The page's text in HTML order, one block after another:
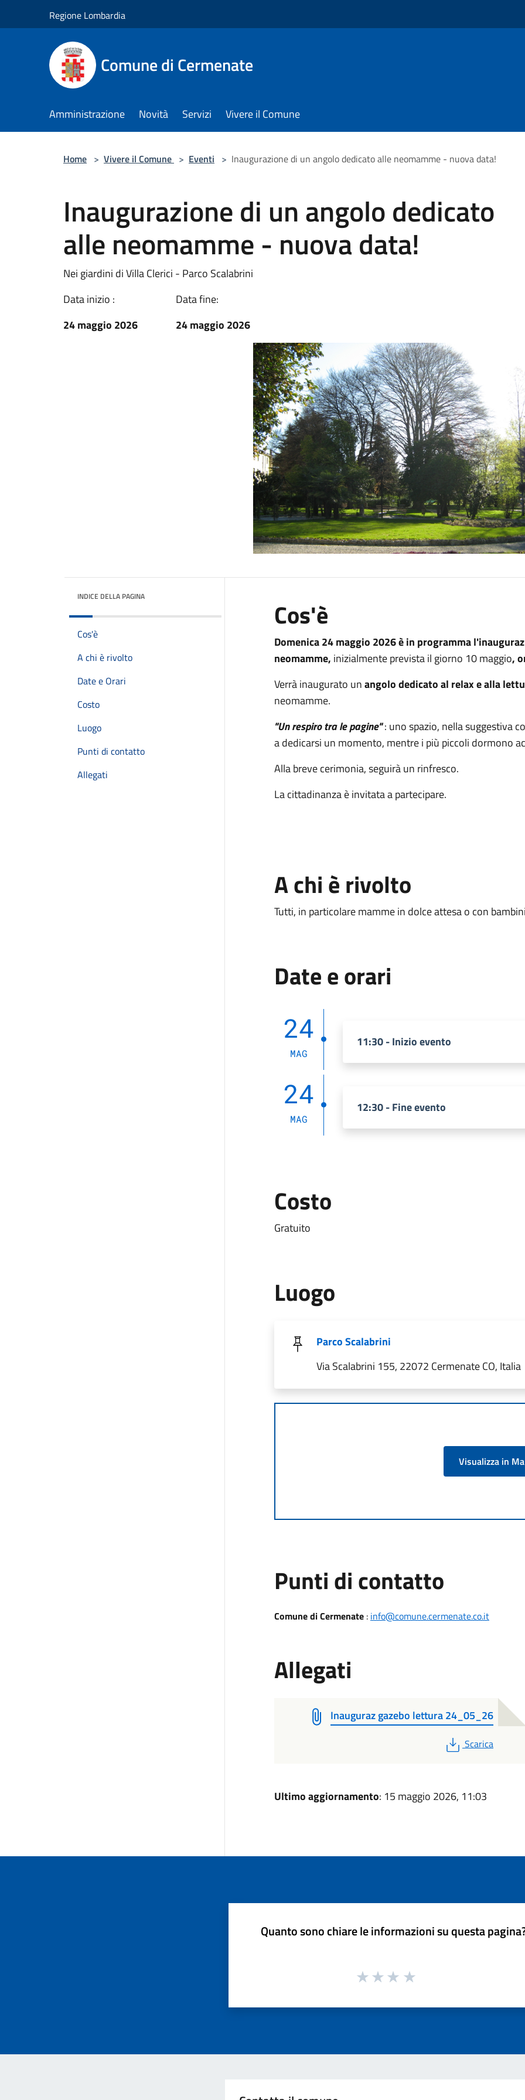
Regione Lombardia
Comune di Cermenate
Amministrazione Novità Servizi Vivere il Comune
Home > Vivere il Comune > Eventi > Inaugurazione di un angolo dedicato alle neomamme - nuova data!
Inaugurazione di un angolo dedicato
alle neomamme - nuova data!
Nei giardini di Villa Clerici - Parco Scalabrini
Data inizio :
24 maggio 2026
Data fine:
24 maggio 2026
INDICE DELLA PAGINA
Cos'è
A chi è rivolto
Date e Orari
Costo
Luogo
Punti di contatto
Allegati
Cos'è
Domenica 24 maggio 2026 è in programma
neomamme, inizialmente prevista il giorno 10 maggio,
Verrà inaugurato unangolo dedicato al relax e alla
neomamme.
"Un respiro tra le pagine": uno spazio, nella suggestiva
a dedicarsi un momento, mentre i più piccoli dormono
Alla breve cerimonia, seguirà un rinfresco.
La cittadinanza è invitata a partecipare.
A chi è rivolto
Tutti, in particolare mamme in dolce attesa o con
Date e orari
24
MAG
11:30 - Inizio evento
24
MAG
12:30 - Fine evento
Costo
Gratuito
Luogo
Parco Scalabrini
Via Scalabrini 155, 22072 Cermenate CO, Italia
Visualizza in
Punti di contatto
Comune di Cermenate: info@comune.cermenate.co.it
Allegati
Inauguraz gazebo lettura 24_05_26
PDF
Scarica
Ultimo aggiornamento: 15 maggio 2026, 11:03
Quanto sono chiare le informazioni su questa